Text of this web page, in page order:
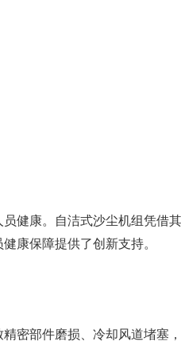
健康。自洁式沙尘机组凭借
康保障提供了创新支持。
密部件磨损、冷却风道堵塞